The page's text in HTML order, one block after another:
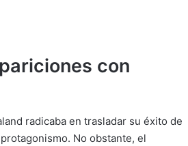
con
radicaba en trasladar su éxito de
No obstante, el